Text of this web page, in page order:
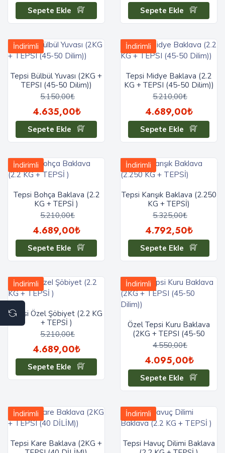
Sepete Ekle Sepete Ekle
İndirimli
Tepsi Bülbül Yuvası (2KG +
TEPSI (45-50 Dilim))
5.150,00₺
4.635,00₺
Sepete Ekle
İndirimli
Tepsi Midye Baklava (2.2
KG + TEPSI (45-50 Dilim))
5.210,00₺
4.689,00₺
Sepete Ekle
İndirimli
Tepsi Bohça Baklava (2.2
KG + TEPSİ )
5.210,00₺
4.689,00₺
Sepete Ekle
İndirimli
Tepsi Karışık Baklava (2.250
KG + TEPSİ)
5.325,00₺
4.792,50₺
Sepete Ekle
İndirimli
Tepsi Özel Şöbiyet (2.2 KG
+ TEPSİ )
5.210,00₺
4.689,00₺
Sepete Ekle
İndirimli
Özel Tepsi Kuru Baklava
(2KG + TEPSI (45-50
Dilim))
4.550,00₺
4.095,00₺
Sepete Ekle
İndirimli
Tepsi Kare Baklava (2KG +
İndirimli
Tepsi Havuç Dilimi Baklava